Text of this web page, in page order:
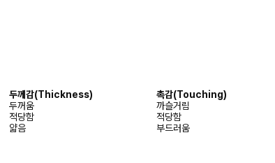
두께감(Thickness)
촉감(Touching)
두꺼움
까슬거림
적당함
적당함
얇음
부드러움